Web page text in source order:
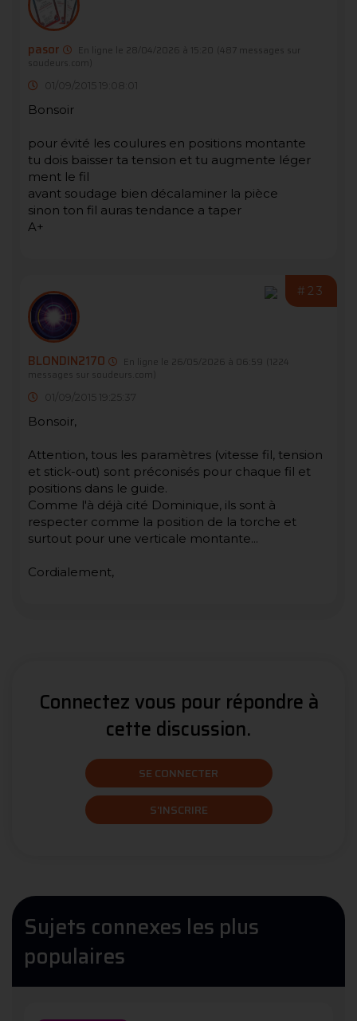
pasor En ligne le 28/04/2026 à 15:20
(487 messages sur
soudeurs.com)
01/09/2015 19:08:01
Bonsoir
pour évité les coulures en positions montante
tu dois baisser ta tension et tu augmente léger
ment le fil
avant soudage bien décalaminer la pièce
sinon ton fil auras tendance a taper
A+
#23
BLONDIN2170 En ligne le 26/05/2026 à 06:59
(1224
messages sur soudeurs.com)
01/09/2015 19:25:37
Bonsoir,
Attention, tous les paramètres (vitesse fil, tension
et stick-out) sont préconisés pour chaque fil et
positions dans le guide.
Comme l'à déjà cité Dominique, ils sont à
respecter comme la position de la torche et
surtout pour une verticale montante...
Cordialement,
Connectez vous pour répondre à
cette discussion.
SE CONNECTER
S'INSCRIRE
Sujets connexes les plus
populaires